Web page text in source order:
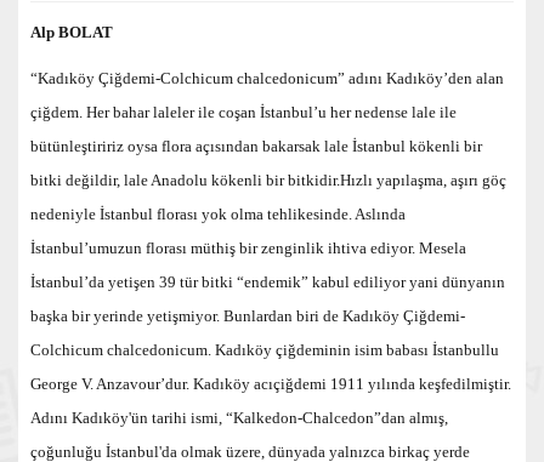
Alp BOLAT
“Kadıköy Çiğdemi-Colchicum chalcedonicum” adını Kadıköy’den alan
çiğdem. Her bahar laleler ile coşan İstanbul’u her nedense lale ile
bütünleştiririz oysa flora açısından bakarsak lale İstanbul kökenli bir
bitki değildir, lale Anadolu kökenli bir bitkidir.Hızlı yapılaşma, aşırı göç
nedeniyle İstanbul florası yok olma tehlikesinde. Aslında
İstanbul’umuzun florası müthiş bir zenginlik ihtiva ediyor. Mesela
İstanbul’da yetişen 39 tür bitki “endemik” kabul ediliyor yani dünyanın
başka bir yerinde yetişmiyor. Bunlardan biri de Kadıköy Çiğdemi-
Colchicum chalcedonicum. Kadıköy çiğdeminin isim babası İstanbullu
George V. Anzavour’dur. Kadıköy acıçiğdemi 1911 yılında keşfedilmiştir.
Adını Kadıköy'ün tarihi ismi, “Kalkedon-Chalcedon”dan almış,
çoğunluğu İstanbul'da olmak üzere, dünyada yalnızca birkaç yerde